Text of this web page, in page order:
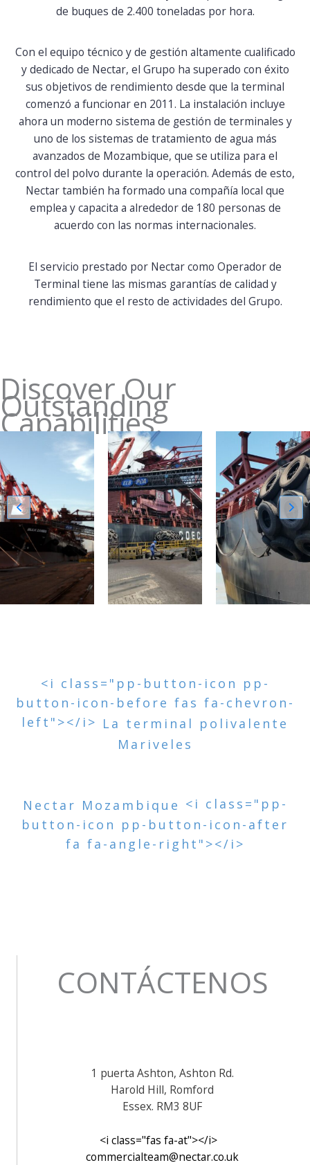
de buques de 2.400 toneladas por hora.
Con el equipo técnico y de gestión altamente cualificado
y dedicado de Nectar, el Grupo ha superado con éxito
sus objetivos de rendimiento desde que la terminal
comenzó a funcionar en 2011. La instalación incluye
ahora un moderno sistema de gestión de terminales y
uno de los sistemas de tratamiento de agua más
avanzados de Mozambique, que se utiliza para el
control del polvo durante la operación. Además de esto,
Nectar también ha formado una compañía local que
emplea y capacita a alrededor de 180 personas de
acuerdo con las normas internacionales.
El servicio prestado por Nectar como Operador de
Terminal tiene las mismas garantías de calidad y
rendimiento que el resto de actividades del Grupo.
Discover Our
Outstanding
Capabilities.
<i class="pp-button-icon pp-
button-icon-before fas fa-chevron-
left"></i> La terminal polivalente
Mariveles
Nectar Mozambique <i class="pp-
button-icon pp-button-icon-after
fa fa-angle-right"></i>
CONTÁCTENOS
1 puerta Ashton, Ashton Rd.
Harold Hill, Romford
Essex. RM3 8UF
<i class="fas fa-at"></i>
commercialteam@nectar.co.uk